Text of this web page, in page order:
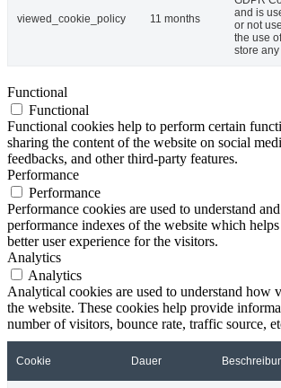
viewed_cookie_policy 11 months
and is
or not
the use
store any
Functional
Functional
Functional cookies help to perform certain
sharing the content of the website on social
feedbacks, and other third-party features.
Performance
Performance
Performance cookies are used to understand
performance indexes of the website which
better user experience for the visitors.
Analytics
Analytics
Analytical cookies are used to understand how
the website. These cookies help provide
number of visitors, bounce rate, traffic source,
Cookie Dauer